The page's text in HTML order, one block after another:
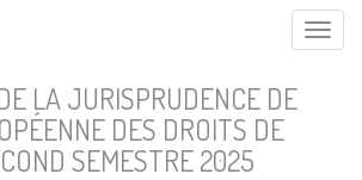
LA JURISPRUDENCE DE
DES DROITS DE
SEMESTRE 2025